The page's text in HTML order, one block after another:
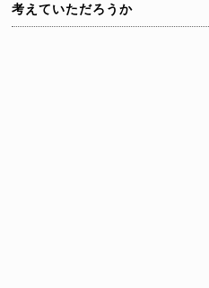
考えていただろうか